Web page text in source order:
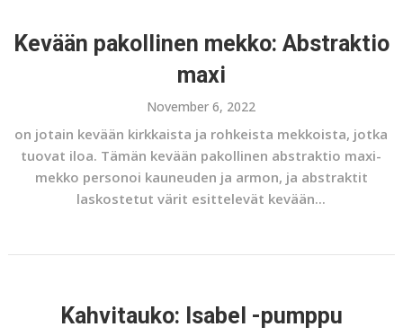
Kevään pakollinen mekko: Abstraktio
maxi
November 6, 2022
on jotain kevään kirkkaista ja rohkeista mekkoista, jotka
tuovat iloa. Tämän kevään pakollinen abstraktio maxi-
mekko personoi kauneuden ja armon, ja abstraktit
laskostetut värit esittelevät kevään...
Kahvitauko: Isabel -pumppu